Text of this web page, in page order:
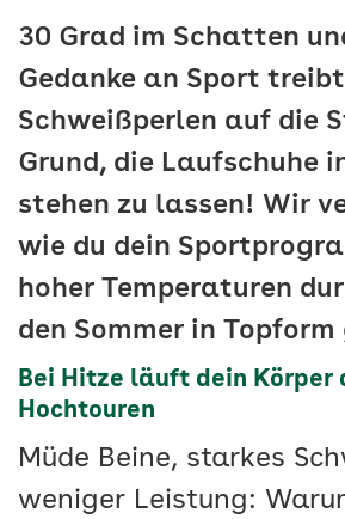
30 Grad im Schatten
Gedanke an Sport
Schweißperlen auf die
Grund, die Laufschuhe
stehen zu lassen! Wir
wie du dein
hoher Temperaturen
den Sommer in
Bei Hitze läuft dein Körper
Hochtouren
Müde Beine, starkes
weniger Leistung: